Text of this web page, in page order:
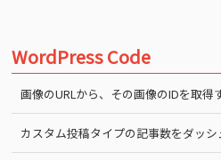
WordPress Code
画像のURLから、その画像のIDを取得
カスタム投稿タイプの記事数をダッ